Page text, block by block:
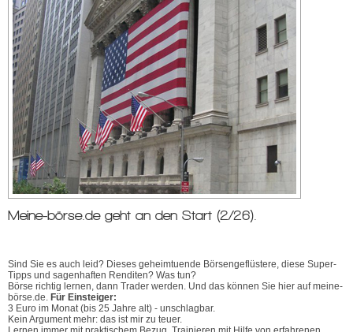
Meine-börse.de geht an den Start (2/26).
Sind Sie es auch leid? Dieses geheimtuende Börsengeflüstere, diese Super-
Tipps und sagenhaften Renditen? Was tun?
Börse richtig lernen, dann Trader werden. Und das können Sie hier auf meine-
börse.de. Für Einsteiger:
3 Euro im Monat (bis 25 Jahre alt) - unschlagbar.
Kein Argument mehr: das ist mir zu teuer.